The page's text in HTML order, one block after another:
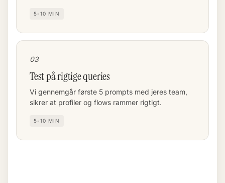
5-10 MIN
03
Test på rigtige queries
Vi gennemgår første 5 prompts med jeres team,
sikrer at profiler og flows rammer rigtigt.
5-10 MIN